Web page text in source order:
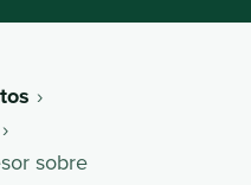
sobre